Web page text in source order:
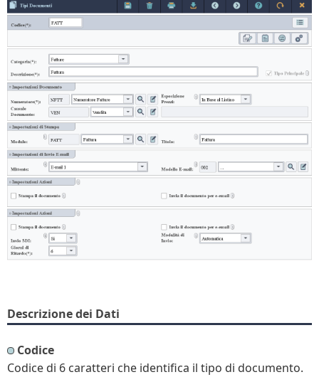
Descrizione dei Dati
Codice
Codice di 6 caratteri che identifica il tipo di documento.